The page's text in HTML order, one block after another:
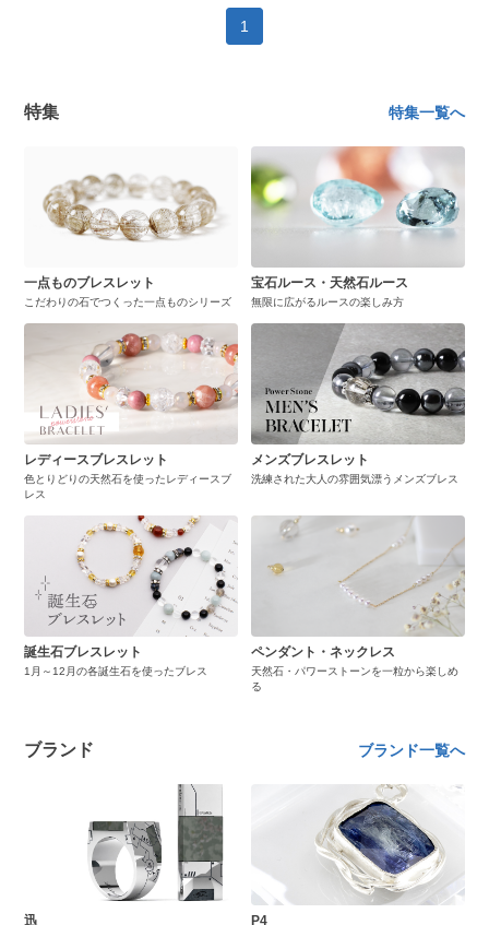
1
特集 特集一覧へ
一点ものブレスレット
こだわりの石でつくった一点ものシリーズ
宝石ルース・天然石ルース
無限に広がるルースの楽しみ方
レディースブレスレット
色とりどりの天然石を使ったレディースブ
レス
メンズブレスレット
洗練された大人の雰囲気漂うメンズブレス
誕生石ブレスレット
1月～12月の各誕生石を使ったブレス
ペンダント・ネックレス
天然石・パワーストーンを一粒から楽しめ
る
ブランド ブランド一覧へ
迅 P4